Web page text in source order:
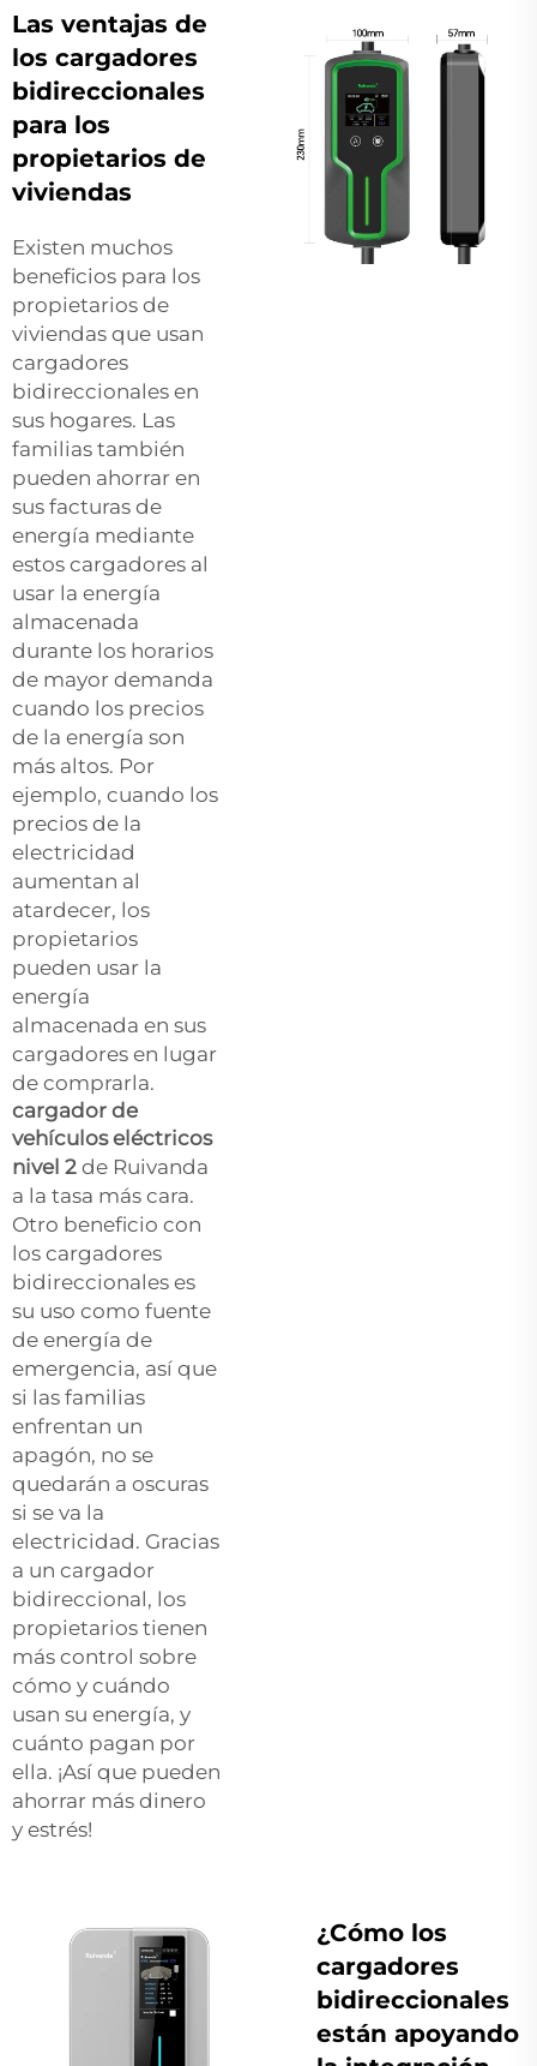
Las ventajas de
los cargadores
bidireccionales
para los
propietarios de
viviendas
Existen muchos
beneficios para los
propietarios de
viviendas que usan
cargadores
bidireccionales en
sus hogares. Las
familias también
pueden ahorrar en
sus facturas de
energía mediante
estos cargadores al
usar la energía
almacenada
durante los horarios
de mayor demanda
cuando los precios
de la energía son
más altos. Por
ejemplo, cuando los
precios de la
electricidad
aumentan al
atardecer, los
propietarios
pueden usar la
energía
almacenada en sus
cargadores en lugar
de comprarla.
cargador de
vehículos eléctricos
nivel 2 de Ruivanda
a la tasa más cara.
Otro beneficio con
los cargadores
bidireccionales es
su uso como fuente
de energía de
emergencia, así que
si las familias
enfrentan un
apagón, no se
quedarán a oscuras
si se va la
electricidad. Gracias
a un cargador
bidireccional, los
propietarios tienen
más control sobre
cómo y cuándo
usan su energía, y
cuánto pagan por
ella. ¡Así que pueden
ahorrar más dinero
y estrés!
¿Cómo los
cargadores
bidireccionales
están apoyando